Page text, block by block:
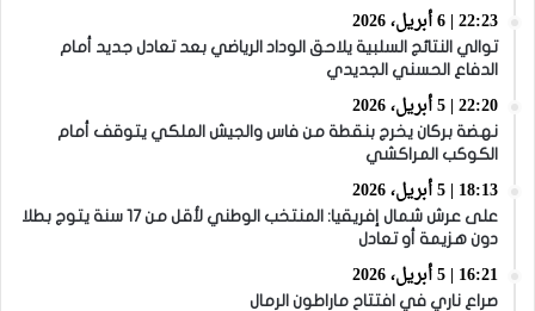
22:23 | 6 أبريل، 2026
توالي النتائج السلبية يلاحق الوداد الرياضي بعد تعادل جديد أمام
الدفاع الحسني الجديدي
22:20 | 5 أبريل، 2026
نهضة بركان يخرج بنقطة من فاس والجيش الملكي يتوقف أمام
الكوكب المراكشي
18:13 | 5 أبريل، 2026
على عرش شمال إفريقيا: المنتخب الوطني لأقل من 17 سنة يتوج بطلا
دون هزيمة أو تعادل
16:21 | 5 أبريل، 2026
صراع ناري في افتتاح ماراطون الرمال